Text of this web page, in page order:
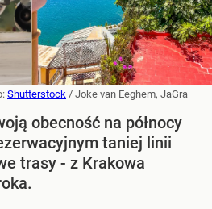
Shutterstock / Joke van Eeghem, JaGra
obecność na północy
taniej linii
trasy - z Krakowa